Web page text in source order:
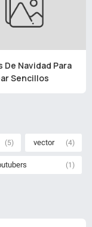
De Navidad Para
Sencillos
(5) vector (4)
(1)